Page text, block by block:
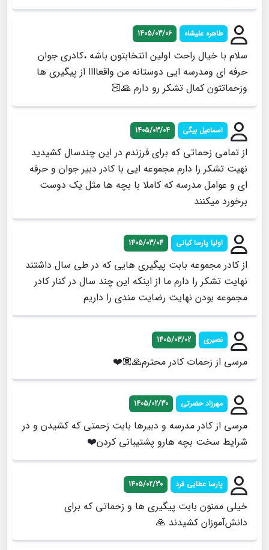
طاهره علیشاه 1405/03/06
سلام با خیال راحت اولین انتخابتون باشه ،کادری جوان
حرفه ای ومدرسه ایی د‌وستانه من واقعاااا از پیگیری ها
وزحماتتون کمال تشکر رو دارم 🙏🏻
اسماعیل بیگی 1405/03/04
از تمامی زحماتی که برای فرزندم در این چندسال کشیدید
نهیت تشکر را دارم مجموعه ایی با کادر دبیر جوان و حرفه
ای و عوامل مدرسه که کاملا با بچه ها مثل یک دوست
برخورد میکنند
اولیا پارسا کیانی 1405/03/04
از کادر مجموعه بابت پیگیری هایی که در طی سال داشتند
نهایت تشکر را دارم ما از اینکه این چند سال در کنار کادر
مجموعه بودن نهایت رضایت مندی را داریم
نصیری 1405/03/02
مرسی از زحمات کادر محترم🙏🏾❤️
مهرزاد حضرتی 1405/02/30
مرسی از کادر مدرسه و دبیرها بابت زحمتی که کشیدن و در
شرایط سخت بچه هارو پشتیبانی کردن❤️
پارسا عطایی فرد 1405/02/30
خیلی ممنون بابت پیگیری ها و زحماتی که برای
دانش‌آموزان کشيدند 🙏